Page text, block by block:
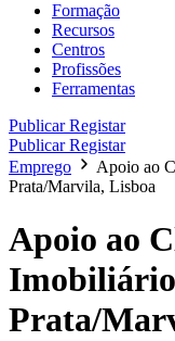
Formação
Recursos
Centros
Profissões
Ferramentas
PublicarRegistar
PublicarRegistar
Emprego
Apoio ao
Prata/Marvila, Lisboa
Apoio ao
Prata/